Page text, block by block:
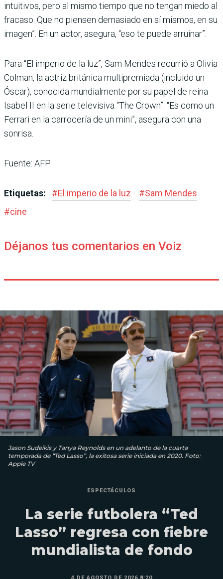
intuitivos, pero al mismo tiempo que no tengan miedo al
fracaso. Que no piensen demasiado en sí mismos, en su
imagen”. En un actor, asegura, “eso te puede arruinar”.
Para “El imperio de la luz”, Sam Mendes recurrió a Olivia
Colman, la actriz británica multipremiada (incluido un
Óscar), conocida mundialmente por su papel de reina
Isabel II en la serie televisiva “The Crown”. “Es como un
Ferrari en la carrocería de un mini”, asegura con una
sonrisa.
Fuente: AFP.
Etiquetas: #El imperio de la luz #Sam Mendes
#cine
Déjanos tus comentarios en Voiz
Jason Sudeikis y Tanya Reynolds en un adelanto de la cuarta
temporada de “Ted Lasso”, la exitosa serie iniciada en 2020. Foto:
Apple TV
ESPECTÁCULOS
La serie futbolera “Ted
Lasso” regresa con fiebre
mundialista de fondo